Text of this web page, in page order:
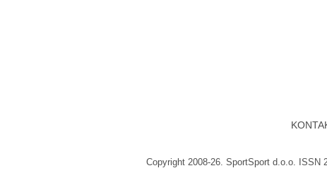
Copyright 2008-26. SportSport d.o.o. ISSN